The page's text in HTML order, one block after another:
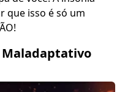
que isso é só um
Maladaptativo